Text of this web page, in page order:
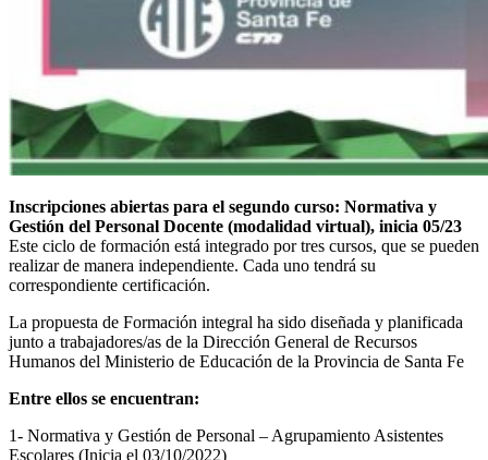
Inscripciones abiertas para el segundo curso: Normativa y
Gestión del Personal Docente (modalidad virtual), inicia 05/23
Este ciclo de formación está integrado por tres cursos, que se pueden
realizar de manera independiente. Cada uno tendrá su
correspondiente certificación.
La propuesta de Formación integral ha sido diseñada y planificada
junto a trabajadores/as de la Dirección General de Recursos
Humanos del Ministerio de Educación de la Provincia de Santa Fe
Entre ellos se encuentran:
1- Normativa y Gestión de Personal – Agrupamiento Asistentes
Escolares (Inicia el 03/10/2022)